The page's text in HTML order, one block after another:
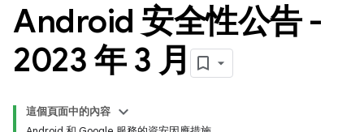
Android 安全性公告 -
2023 年 3 月
這個頁面中的內容